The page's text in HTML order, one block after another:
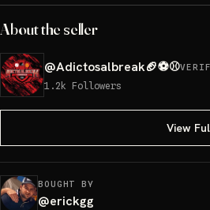
About the seller
@Adictosalbreak🏈⚽⚾
1.2k Followers
View
BOUGHT BY
@erickgg